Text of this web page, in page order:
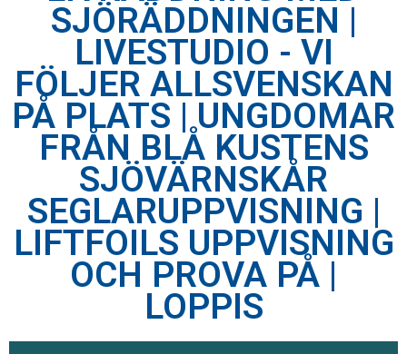
SJÖRÄDDNINGEN |
LIVESTUDIO - VI
FÖLJER ALLSVENSKAN
PÅ PLATS | UNGDOMAR
FRÅN BLÅ KUSTENS
SJÖVÄRNSKÅR
SEGLARUPPVISNING |
LIFTFOILS UPPVISNING
OCH PROVA PÅ |
LOPPIS